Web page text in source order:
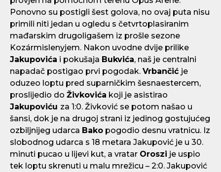
Ponovno su postigli šest golova, no ovaj puta nisu
primili niti jedan u ogledu s četvrtoplasiranim
mađarskim drugoligašem iz prošle sezone
Kozármislenyjem. Nakon uvodne dvije prilike
Jakupovića i pokušaja Bukvića, naš je centralni
napadač postigao prvi pogodak. Vrbančić je
oduzeo loptu pred suparničkim šesnaestercem,
proslijedio do Živkovića koji je asistirao
Jakupoviću za 1:0. Živković se potom našao u
šansi, dok je na drugoj strani iz jedinog gostujućeg
ozbiljnijeg udarca Bako pogodio desnu vratnicu. Iz
slobodnog udarca s 18 metara Jakupović je u 30.
minuti pucao u lijevi kut, a vratar Oroszi je uspio
tek loptu skrenuti u malu mrežicu – 2:0. Jakupović